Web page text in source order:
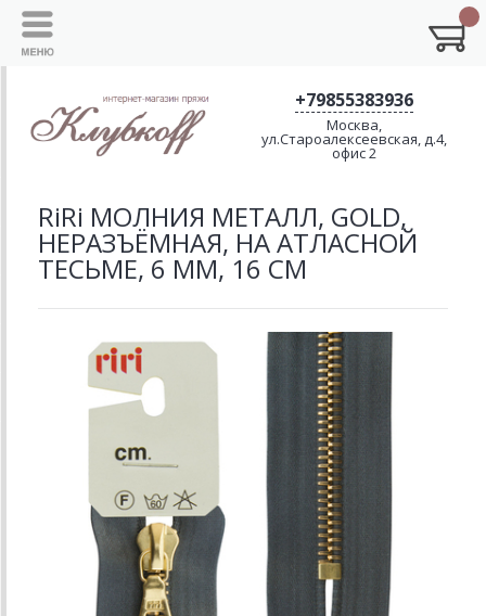
+79855383936
Москва,
ул.Староалексеевская, д.4,
офис 2
RiRi МОЛНИЯ МЕТАЛЛ, GOLD,
НЕРАЗЪЁМНАЯ, НА АТЛАСНОЙ
ТЕСЬМЕ, 6 ММ, 16 СМ